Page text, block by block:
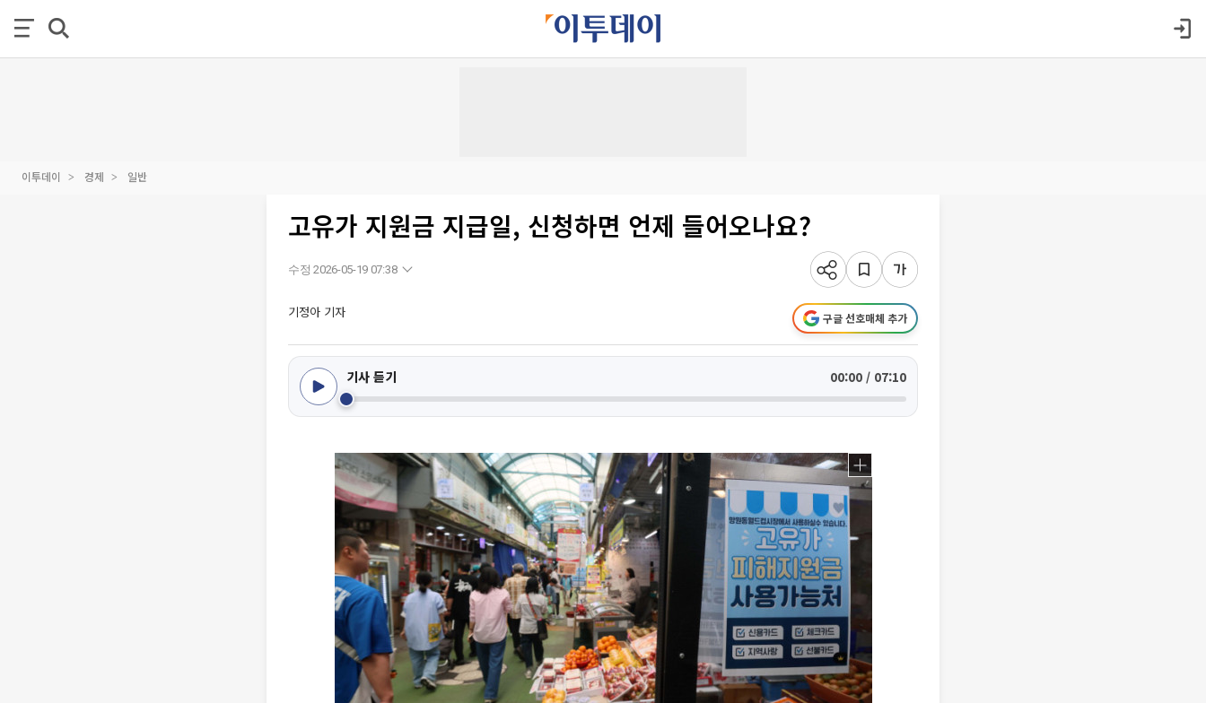
이투데이 경제 일반
고유가 지원금 지급일, 신청하면 언제 들어오나요?
수정 2026-05-19 07:38
기정아 기자 구글 선호매체 추가
기사 듣기 00:00 / 07:10